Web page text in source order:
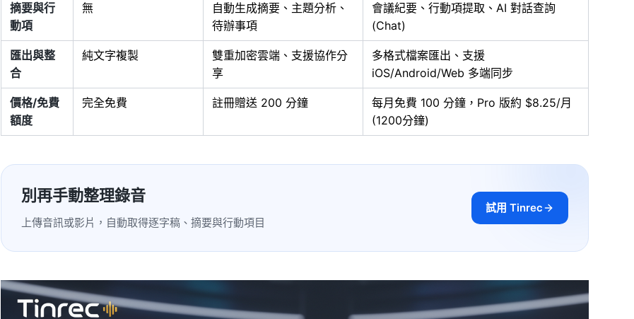
摘要與行
動項
無
自動生成摘要、主題分析、
待辦事項
會議紀要、行動項提取、AI 對話查詢
(Chat)
匯出與整
合
純文字複製
雙重加密雲端、支援協作分
享
多格式檔案匯出、支援
iOS/Android/Web 多端同步
價格/免費
額度
完全免費 註冊贈送 200 分鐘
每月免費 100 分鐘，Pro 版約 $8.25/月
(1200分鐘)
別再手動整理錄音
上傳音訊或影片，自動取得逐字稿、摘要與行動項目
試用 Tinrec